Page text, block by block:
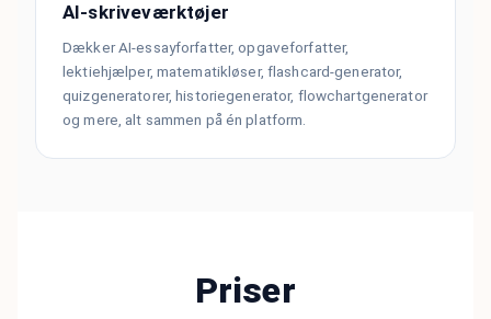
AI-skriveværktøjer
Dækker AI-essayforfatter, opgaveforfatter,
lektiehjælper, matematikløser, flashcard-generator,
quizgeneratorer, historiegenerator, flowchartgenerator
og mere, alt sammen på én platform.
Priser